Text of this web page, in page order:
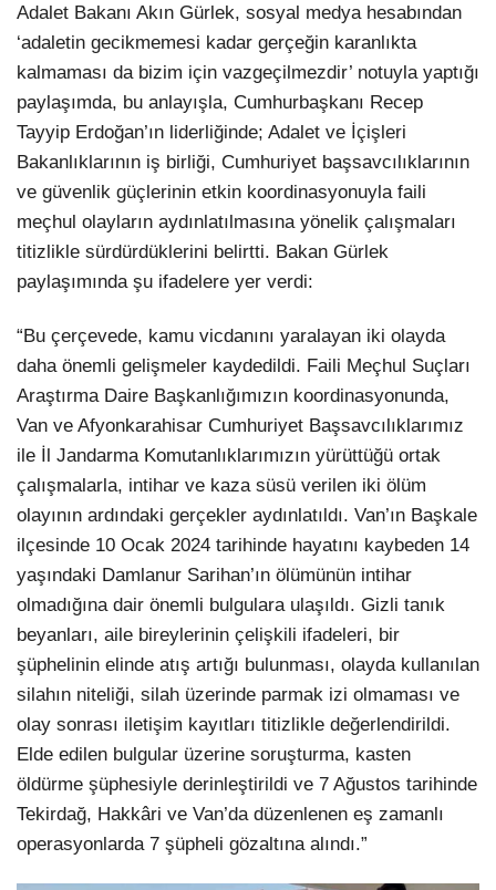
Adalet Bakanı Akın Gürlek, sosyal medya hesabından
‘adaletin gecikmemesi kadar gerçeğin karanlıkta
kalmaması da bizim için vazgeçilmezdir’ notuyla yaptığı
paylaşımda, bu anlayışla, Cumhurbaşkanı Recep
Tayyip Erdoğan’ın liderliğinde; Adalet ve İçişleri
Bakanlıklarının iş birliği, Cumhuriyet başsavcılıklarının
ve güvenlik güçlerinin etkin koordinasyonuyla faili
meçhul olayların aydınlatılmasına yönelik çalışmaları
titizlikle sürdürdüklerini belirtti. Bakan Gürlek
paylaşımında şu ifadelere yer verdi:
“Bu çerçevede, kamu vicdanını yaralayan iki olayda
daha önemli gelişmeler kaydedildi. Faili Meçhul Suçları
Araştırma Daire Başkanlığımızın koordinasyonunda,
Van ve Afyonkarahisar Cumhuriyet Başsavcılıklarımız
ile İl Jandarma Komutanlıklarımızın yürüttüğü ortak
çalışmalarla, intihar ve kaza süsü verilen iki ölüm
olayının ardındaki gerçekler aydınlatıldı. Van’ın Başkale
ilçesinde 10 Ocak 2024 tarihinde hayatını kaybeden 14
yaşındaki Damlanur Sarihan’ın ölümünün intihar
olmadığına dair önemli bulgulara ulaşıldı. Gizli tanık
beyanları, aile bireylerinin çelişkili ifadeleri, bir
şüphelinin elinde atış artığı bulunması, olayda kullanılan
silahın niteliği, silah üzerinde parmak izi olmaması ve
olay sonrası iletişim kayıtları titizlikle değerlendirildi.
Elde edilen bulgular üzerine soruşturma, kasten
öldürme şüphesiyle derinleştirildi ve 7 Ağustos tarihinde
Tekirdağ, Hakkâri ve Van’da düzenlenen eş zamanlı
operasyonlarda 7 şüpheli gözaltına alındı.”